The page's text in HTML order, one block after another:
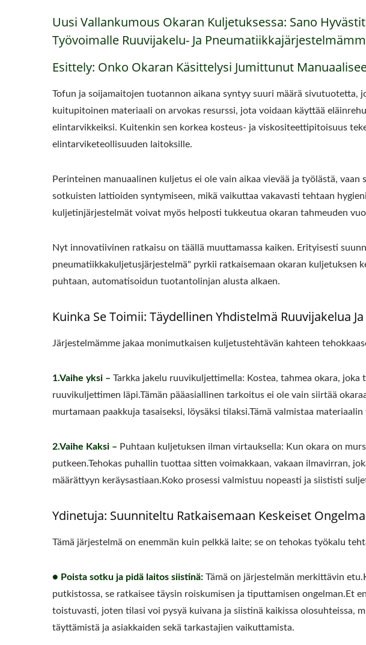
Uusi Vallankumous Okaran Kuljetuksessa: Sano
Työvoimalle Ruuvijakelu- Ja
Esittely: Onko Okaran Käsittelysi Jumittunut
Tofun ja soijamaitojen tuotannon aikana syntyy suuri määrä sivutuotetta,
kuitupitoinen materiaali on arvokas resurssi, jota voidaan käyttää
elintarvikkeiksi. Kuitenkin sen korkea kosteus- ja viskositeettipitoisuus
elintarviketeollisuuden laitoksille.
Perinteinen manuaalinen kuljetus ei ole vain aikaa vievää ja työlästä, vaan
sotkuisten lattioiden syntymiseen, mikä vaikuttaa vakavasti tehtaan
kuljetinjärjestelmät voivat myös helposti tukkeutua okaran tahmeuden
Nyt innovatiivinen ratkaisu on täällä muuttamassa kaiken. Erityisesti
pneumatiikkakuljetusjärjestelmä" pyrkii ratkaisemaan okaran kuljetuksen
puhtaan, automatisoidun tuotantolinjan alusta alkaen.
Kuinka Se Toimii: Täydellinen Yhdistelmä Ruuvijakelua
Järjestelmämme jakaa monimutkaisen kuljetustehtävän kahteen
1.Vaihe yksi – Tarkka jakelu ruuvikuljettimella: Kostea, tahmea okara,
ruuvikuljettimen läpi.Tämän pääasiallinen tarkoitus ei ole vain siirtää
murtamaan paakkuja tasaiseksi, löysäksi tilaksi.Tämä valmistaa
2.Vaihe Kaksi – Puhtaan kuljetuksen ilman virtauksella: Kun okara on
putkeen.Tehokas puhallin tuottaa sitten voimakkaan, vakaan ilmavirran,
määrättyyn keräysastiaan.Koko prosessi valmistuu nopeasti ja siististi
Ydinetuja: Suunniteltu Ratkaisemaan Keskeiset
Tämä järjestelmä on enemmän kuin pelkkä laite; se on tehokas työkalu
● Poista sotku ja pidä laitos siistinä: Tämä on järjestelmän merkittävin
putkistossa, se ratkaisee täysin roiskumisen ja tiputtamisen ongelman.Et
toistuvasti, joten tilasi voi pysyä kuivana ja siistinä kaikissa olosuhteissa,
täyttämistä ja asiakkaiden sekä tarkastajien vaikuttamista.
220 Kg Kuiva Papu
Tuotantolinja
Pieni Tofuravintola-Tofu